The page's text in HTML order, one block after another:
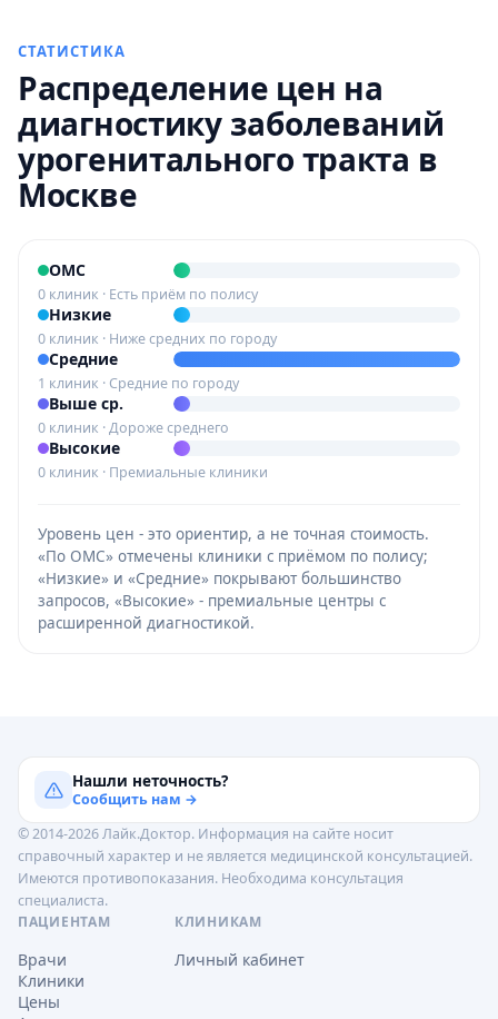
СТАТИСТИКА
Распределение цен на
диагностику заболеваний
урогенитального тракта в
Москве
ОМС
0 клиник · Есть приём по полису
Низкие
0 клиник · Ниже средних по городу
Средние
1 клиник · Средние по городу
Выше ср.
0 клиник · Дороже среднего
Высокие
0 клиник · Премиальные клиники
Уровень цен - это ориентир, а не точная стоимость.
«По ОМС» отмечены клиники с приёмом по полису;
«Низкие» и «Средние» покрывают большинство
запросов, «Высокие» - премиальные центры с
расширенной диагностикой.
Нашли неточность?
Сообщить нам →
© 2014-2026 Лайк.Доктор. Информация на сайте носит
справочный характер и не является медицинской консультацией.
Имеются противопоказания. Необходима консультация
специалиста.
ПАЦИЕНТАМ
Врачи
Клиники
Цены
КЛИНИКАМ
Личный кабинет